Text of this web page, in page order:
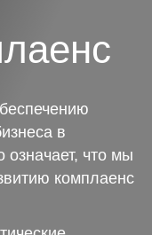
в
означает, что мы
комплаенс